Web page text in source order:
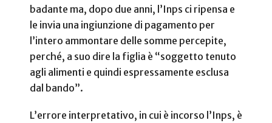
badante ma, dopo due anni, l’Inps ci ripensa e
le invia una ingiunzione di pagamento per
l’intero ammontare delle somme percepite,
perché, a suo dire la figlia è “soggetto tenuto
agli alimenti e quindi espressamente esclusa
dal bando”.
L’errore interpretativo, in cui è incorso l’Inps, è